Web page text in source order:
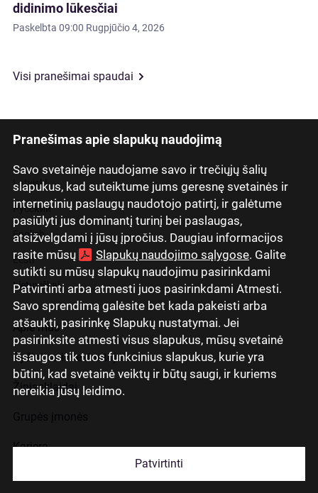
Pranešimas apie slapukų naudojimą
Savo svetainėje naudojame savo ir trečiųjų šalių
slapukus, kad suteiktume jums geresnę svetainės ir
internetinių paslaugų naudotojo patirtį, ir galėtume
pasiūlyti jus dominantį turinį bei paslaugas,
atsižvelgdami į jūsų įpročius. Daugiau informacijos
rasite mūsų
Slapukų naudojimo sąlygose. Galite
sutikti su mūsų slapukų naudojimu pasirinkdami
Patvirtinti arba atmesti juos pasirinkdami Atmesti.
Savo sprendimą galėsite bet kada pakeisti arba
atšaukti, pasirinkę Slapukų nustatymai. Jei
pasirinksite atmesti visus slapukus, mūsų svetainė
išsaugos tik tuos funkcinius slapukus, kurie yra
būtini, kad svetainė veiktų ir būtų saugi, ir kuriems
nereikia jūsų leidimo.
Patvirtinti
didinimo lūkesčiai
Paskelbta 09:00 Rugpjūčio 4, 2026
Visi pranešimai spaudai
Latviski
Русский
English
Eesti
Lietuviškai
Apie mus
Ryšiai su investuotojais
Žiniasklaidai
Karjera